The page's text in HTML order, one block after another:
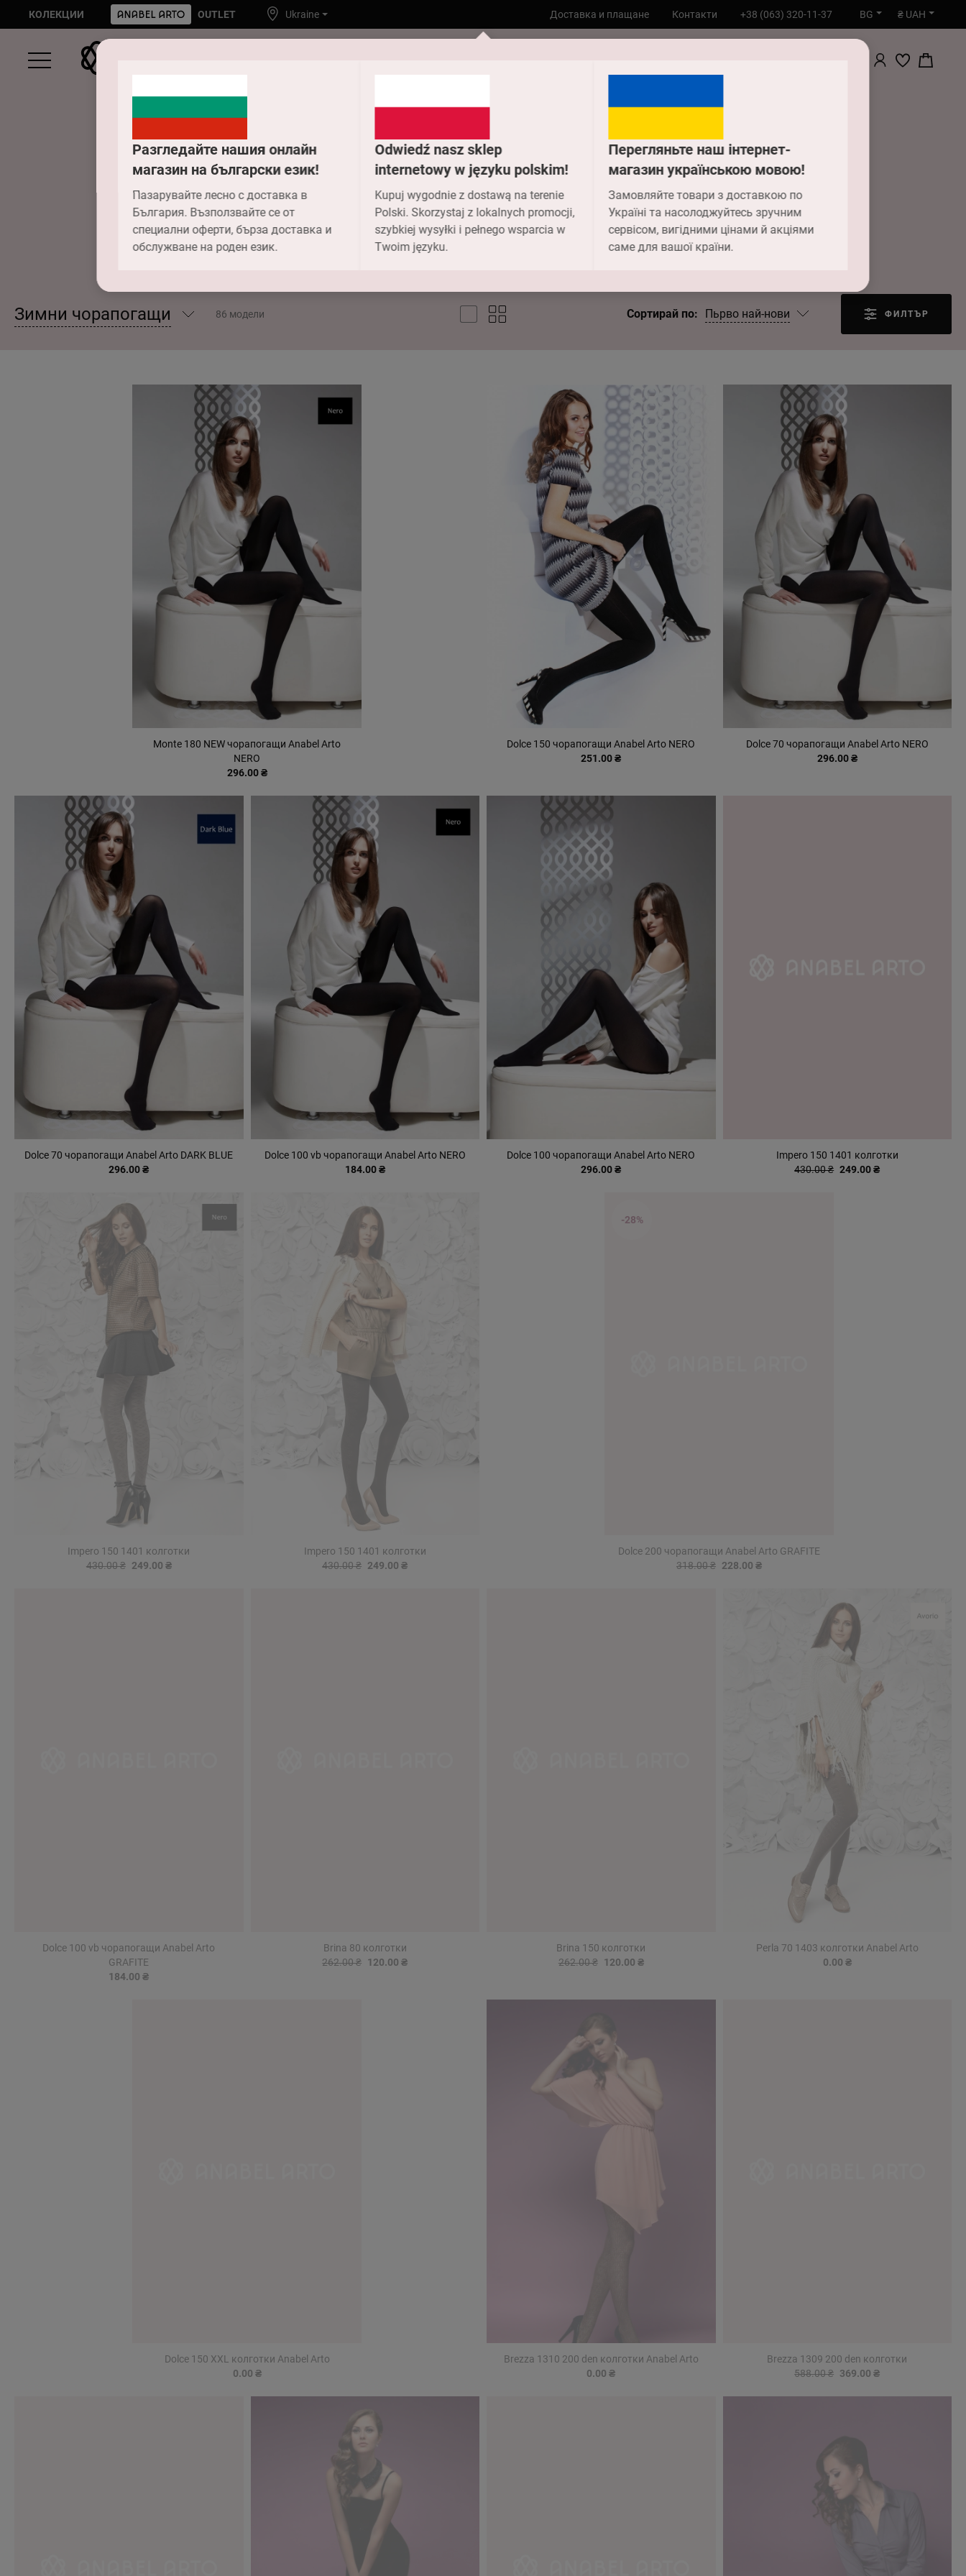
Разгледайте нашия онлайн
магазин на български език!
Пазарувайте лесно с доставка в
България. Възползвайте се от
специални оферти, бърза доставка и
обслужване на роден език.
Odwiedź nasz sklep
internetowy w języku polskim!
Kupuj wygodnie z dostawą na terenie
Polski. Skorzystaj z lokalnych promocji,
szybkiej wysyłki i pełnego wsparcia w
Twoim języku.
Перегляньте наш інтернет-
магазин українською мовою!
Замовляйте товари з доставкою по
Україні та насолоджуйтесь зручним
сервісом, вигідними цінами й акціями
саме для вашої країни.
КОЛЕКЦИИ OUTLET Ukraine Доставка и плащане Контакти +38 (063) 320-11-37 BG ₴ UAH
Към главната Чорапогащи Зимни чорапогащи
Зимни чорапогащи
Зимни чорапогащи 86 модели Сортирай по: Пьрво най-нови ФИЛТЪР
Monte 180 NEW чорапогащи Anabel Arto
NERO
296.00 ₴
Dolce 150 чорапогащи Anabel Arto NERO
251.00 ₴
Dolce 70 чорапогащи Anabel Arto NERO
296.00 ₴
Dolce 70 чорапогащи Anabel Arto DARK BLUE
296.00 ₴
Dolce 100 vb чорапогащи Anabel Arto NERO
184.00 ₴
Dolce 100 чорапогащи Anabel Arto NERO
296.00 ₴
Impero 150 1401 колготки
430.00 ₴ 249.00 ₴
Impero 150 1401 колготки
430.00 ₴ 249.00 ₴
Impero 150 1401 колготки
430.00 ₴ 249.00 ₴
Dolce 200 чорапогащи Anabel Arto GRAFITE
318.00 ₴ 228.00 ₴
-28%
Dolce 100 vb чорапогащи Anabel Arto
GRAFITE
184.00 ₴
Brina 80 колготки
262.00 ₴ 120.00 ₴
Brina 150 колготки
262.00 ₴ 120.00 ₴
Perla 70 1403 колготки Anabel Arto
0.00 ₴
Dolce 150 XXL колготки Anabel Arto
0.00 ₴
Brezza 1310 200 den колготки Anabel Arto
0.00 ₴
Brezza 1309 200 den колготки
588.00 ₴ 369.00 ₴